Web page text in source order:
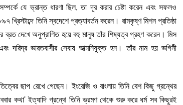
যে ভ্রান্ত ধারণা ছিল, তা দূর করার চেষ্টা করেন এবং সফলও
তিনি স্বদেশে প্রত্যাবর্তন করেন। রামকৃষ্ণ মিশন প্রতিষ্ঠা
ব্রত দেখে অনুপ্রাণিত হয়ে বহু মানুষ তাঁর শিষ্যত্ব গ্রহণ করেন। মিস
ছাপ রেখে গেছেন। ইংরেজি ও বাংলায় তিনি বেশ কিছু গ্রন্থের
কথা' ইত্যাদি গ্রন্থে তিনি ভ্রমণ থেকে শুরু করে ধর্ম সব কিছুরই